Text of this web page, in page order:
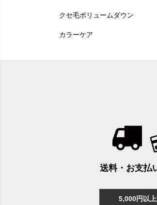
クセ毛ボリュームダウン
カラーケア
送料・お支払
5,000円以